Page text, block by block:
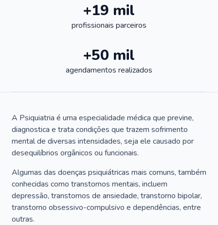
+19 mil
profissionais parceiros
+50 mil
agendamentos realizados
A Psiquiatria é uma especialidade médica que previne,
diagnostica e trata condições que trazem sofrimento
mental de diversas intensidades, seja ele causado por
desequilíbrios orgânicos ou funcionais.
Algumas das doenças psiquiátricas mais comuns, também
conhecidas como transtornos mentais, incluem
depressão, transtornos de ansiedade, transtorno bipolar,
transtorno obsessivo-compulsivo e dependências, entre
outras.